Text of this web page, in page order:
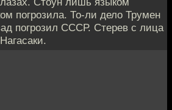
погрозила. То-ли дело Трумен
погрозил СССР. Стерев с лица